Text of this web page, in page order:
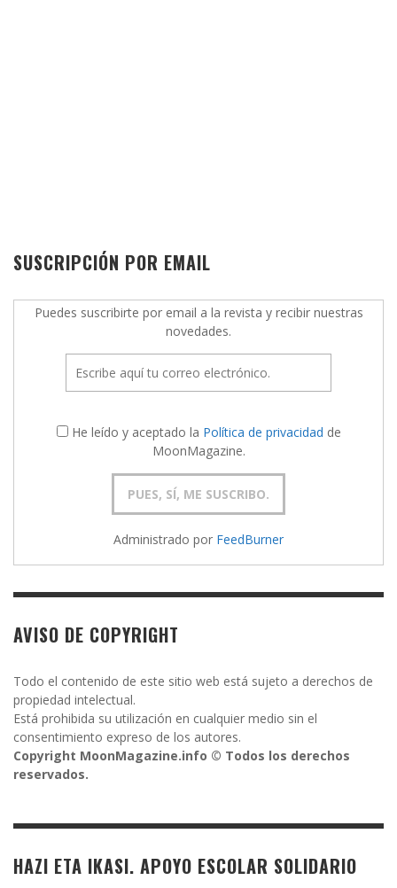
SUSCRIPCIÓN POR EMAIL
Puedes suscribirte por email a la revista y recibir nuestras
novedades.
He leído y aceptado la Política de privacidad de
MoonMagazine.
Administrado por FeedBurner
AVISO DE COPYRIGHT
Todo el contenido de este sitio web está sujeto a derechos de
propiedad intelectual.
Está prohibida su utilización en cualquier medio sin el
consentimiento expreso de los autores.
Copyright MoonMagazine.info © Todos los derechos
reservados.
HAZI ETA IKASI. APOYO ESCOLAR SOLIDARIO